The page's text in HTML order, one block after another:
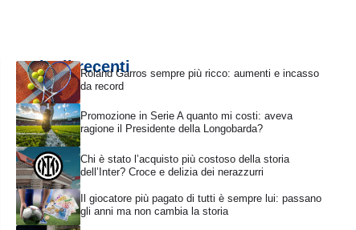
Articoli recentiRoland Garros sempre più ricco: aumenti e incasso
da record
Promozione in Serie A quanto mi costi: aveva
ragione il Presidente della Longobarda?
Chi è stato l’acquisto più costoso della storia
dell’Inter? Croce e delizia dei nerazzurri
Il giocatore più pagato di tutti è sempre lui: passano
gli anni ma non cambia la storia